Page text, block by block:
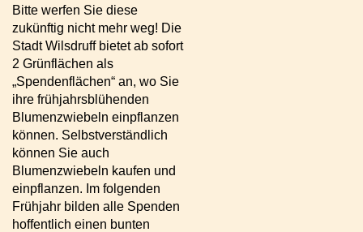
Bitte werfen Sie diese
zukünftig nicht mehr weg! Die
Stadt Wilsdruff bietet ab sofort
2 Grünflächen als
„Spendenflächen“ an, wo Sie
ihre frühjahrsblühenden
Blumenzwiebeln einpflanzen
können. Selbstverständlich
können Sie auch
Blumenzwiebeln kaufen und
einpflanzen. Im folgenden
Frühjahr bilden alle Spenden
hoffentlich einen bunten